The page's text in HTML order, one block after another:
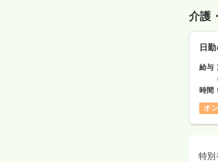
介護
日
給与
時間
オ
特別